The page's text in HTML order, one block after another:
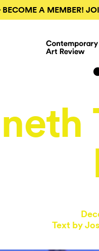
BECOME A MEMBER!
Text by